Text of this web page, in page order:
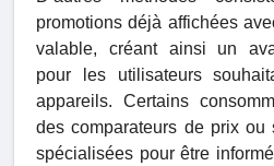
promotions déjà affichées
valable, créant ainsi un
pour les utilisateurs
appareils. Certains
des comparateurs de prix ou
spécialisées pour être